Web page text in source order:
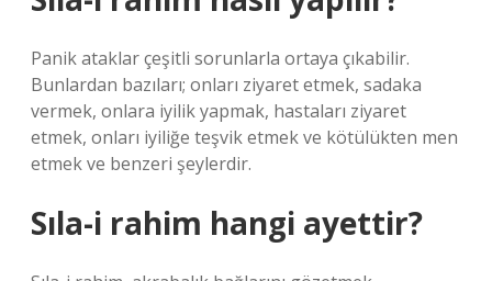
Panik ataklar çeşitli sorunlarla ortaya çıkabilir.
Bunlardan bazıları; onları ziyaret etmek, sadaka
vermek, onlara iyilik yapmak, hastaları ziyaret
etmek, onları iyiliğe teşvik etmek ve kötülükten men
etmek ve benzeri şeylerdir.
Sıla-i rahim hangi ayettir?